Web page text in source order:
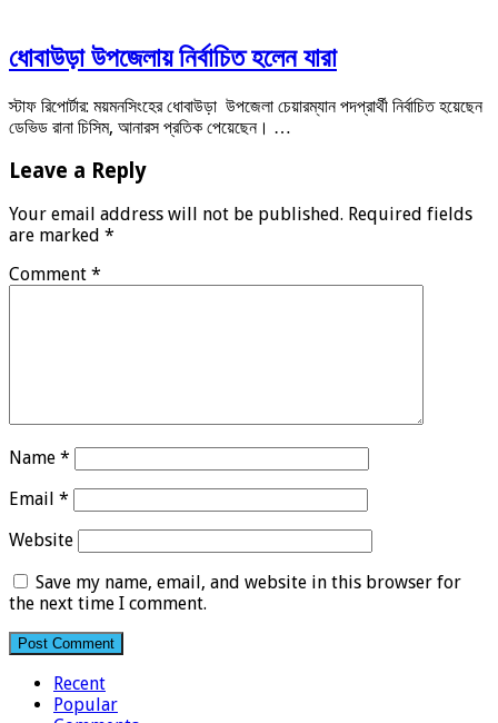
ধোবাউড়া উপজেলায় নির্বাচিত হলেন যারা
স্টাফ রিপোর্টার: ময়মনসিংহের ধোবাউড়া উপজেলা চেয়ারম্যান পদপ্রার্থী নির্বাচিত হয়েছেন
ডেভিড রানা চিসিম, আনারস প্রতিক পেয়েছেন। …
Leave a Reply
Your email address will not be published. Required fields
are marked *
Comment *
Name *
Email *
Website
Save my name, email, and website in this browser for
the next time I comment.
Recent
Popular